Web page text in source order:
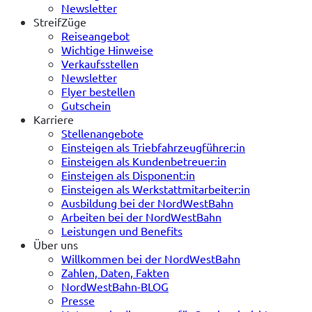
Newsletter
StreifZüge
Reiseangebot
Wichtige Hinweise
Verkaufsstellen
Newsletter
Flyer bestellen
Gutschein
Karriere
Stellenangebote
Einsteigen als Triebfahrzeugführer:in
Einsteigen als Kundenbetreuer:in
Einsteigen als Disponent:in
Einsteigen als Werkstattmitarbeiter:in
Ausbildung bei der NordWestBahn
Arbeiten bei der NordWestBahn
Leistungen und Benefits
Über uns
Willkommen bei der NordWestBahn
Zahlen, Daten, Fakten
NordWestBahn-BLOG
Presse